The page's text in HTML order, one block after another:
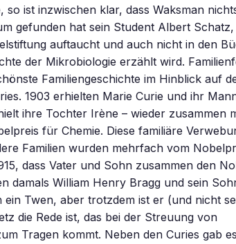
ist inzwischen klar, dass Waksman
gefunden hat sein Student Albert
auftaucht und auch nicht in den
der Mikrobiologie erzählt wird.
Familiengeschichte im Hinblick auf
1903 erhielten Marie Curie und ihr
ihre Tochter Irène – wieder zusammen
für Chemie. Diese familiäre
Familien wurden mehrfach vom
dass Vater und Sohn zusammen den
damals William Henry Bragg und sein
Twen, aber trotzdem ist er (und nicht
die Rede ist, das bei der Streuung von
Tragen kommt. Neben den Curies gab